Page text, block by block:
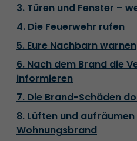
3. Türen und Fenster –
4. Die Feuerwehr rufen
5. Eure Nachbarn warnen
6. Nach dem Brand die
informieren
7. Die Brand-Schäden
8. Lüften und
Wohnungsbrand